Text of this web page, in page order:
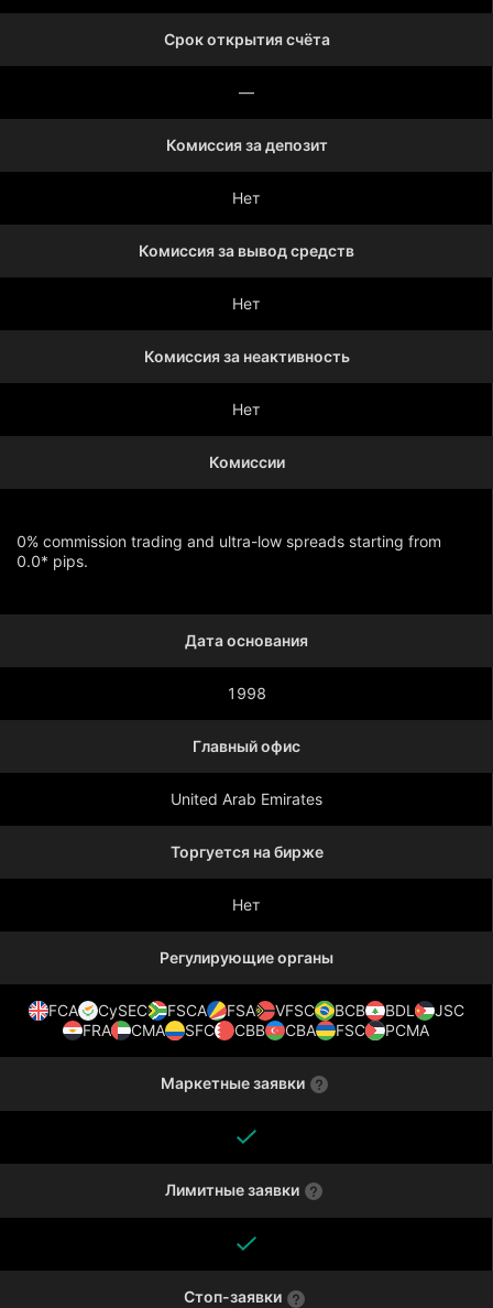
Срок открытия счёта
—
Комиссия за депозит
Нет
Комиссия за вывод средств
Нет
Комиссия за неактивность
Нет
Комиссии
0% commission trading and ultra-low spreads starting from
0.0* pips.
Дата основания
1998
Главный офис
United Arab Emirates
Торгуется на бирже
Нет
Регулирующие органы
FCA CySEC FSCA FSA VFSC BCB BDL
JSC
FRA
CMA SFC CBB CBA FSC PCMA
Маркетные заявки
Лимитные заявки
Стоп-заявки